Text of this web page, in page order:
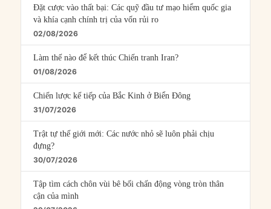
Đặt cược vào thất bại: Các quỹ đầu tư mạo hiểm quốc gia
và khía cạnh chính trị của vốn rủi ro
02/08/2026
Làm thế nào để kết thúc Chiến tranh Iran?
01/08/2026
Chiến lược kế tiếp của Bắc Kinh ở Biển Đông
31/07/2026
Trật tự thế giới mới: Các nước nhỏ sẽ luôn phải chịu
đựng?
30/07/2026
Tập tìm cách chôn vùi bê bối chấn động vòng tròn thân
cận của mình